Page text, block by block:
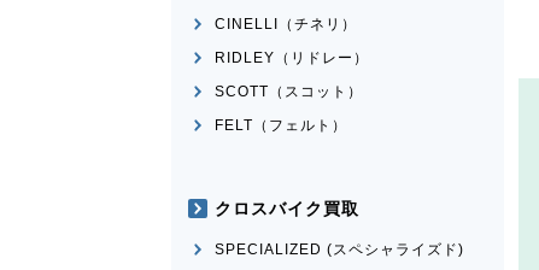
CINELLI（チネリ）
RIDLEY（リドレー）
SCOTT（スコット）
FELT（フェルト）
クロスバイク買取
SPECIALIZED (スペシャライズド)